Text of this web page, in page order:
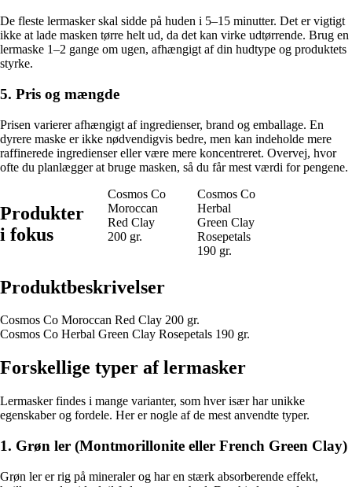
De fleste lermasker skal sidde på huden i 5–15 minutter. Det er vigtigt
ikke at lade masken tørre helt ud, da det kan virke udtørrende. Brug en
lermaske 1–2 gange om ugen, afhængigt af din hudtype og produktets
styrke.
5. Pris og mængde
Prisen varierer afhængigt af ingredienser, brand og emballage. En
dyrere maske er ikke nødvendigvis bedre, men kan indeholde mere
raffinerede ingredienser eller være mere koncentreret. Overvej, hvor
ofte du planlægger at bruge masken, så du får mest værdi for pengene.
Produkter
i fokus
Cosmos Co
Moroccan
Red Clay
200 gr.
Cosmos Co
Herbal
Green Clay
Rosepetals
190 gr.
Produktbeskrivelser
Cosmos Co Moroccan Red Clay 200 gr.
Cosmos Co Herbal Green Clay Rosepetals 190 gr.
Forskellige typer af lermasker
Lermasker findes i mange varianter, som hver især har unikke
egenskaber og fordele. Her er nogle af de mest anvendte typer.
1. Grøn ler (Montmorillonite eller French Green Clay)
Grøn ler er rig på mineraler og har en stærk absorberende effekt,